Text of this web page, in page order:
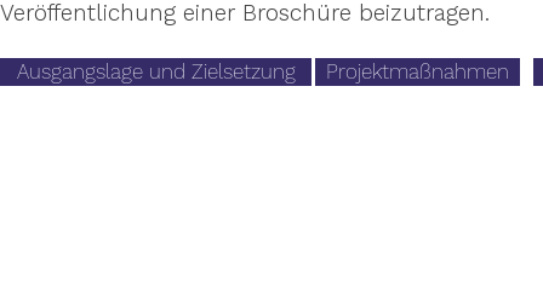
Veröffentlichung einer Broschüre beizutragen.
Ausgangslage und Zielsetzung Projektmaßnahmen